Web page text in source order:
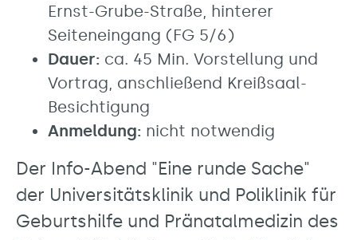
Ernst-Grube-Straße, hinterer
Seiteneingang (FG 5/6)
Dauer: ca. 45 Min. Vorstellung und
Vortrag, anschließend Kreißsaal-
Besichtigung
Anmeldung: nicht notwendig
Der Info-Abend "Eine runde Sache"
der Universitätsklinik und Poliklinik für
Geburtshilfe und Pränatalmedizin des